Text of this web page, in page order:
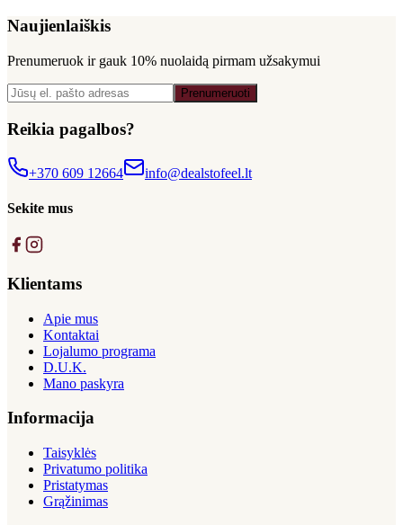
Naujienlaiškis
Prenumeruok ir gauk 10% nuolaidą pirmam užsakymui
Prenumeruoti
Reikia pagalbos?
+370 609 12664 info@dealstofeel.lt
Sekite mus
Klientams
Apie mus
Kontaktai
Lojalumo programa
D.U.K.
Mano paskyra
Informacija
Taisyklės
Privatumo politika
Pristatymas
Grąžinimas